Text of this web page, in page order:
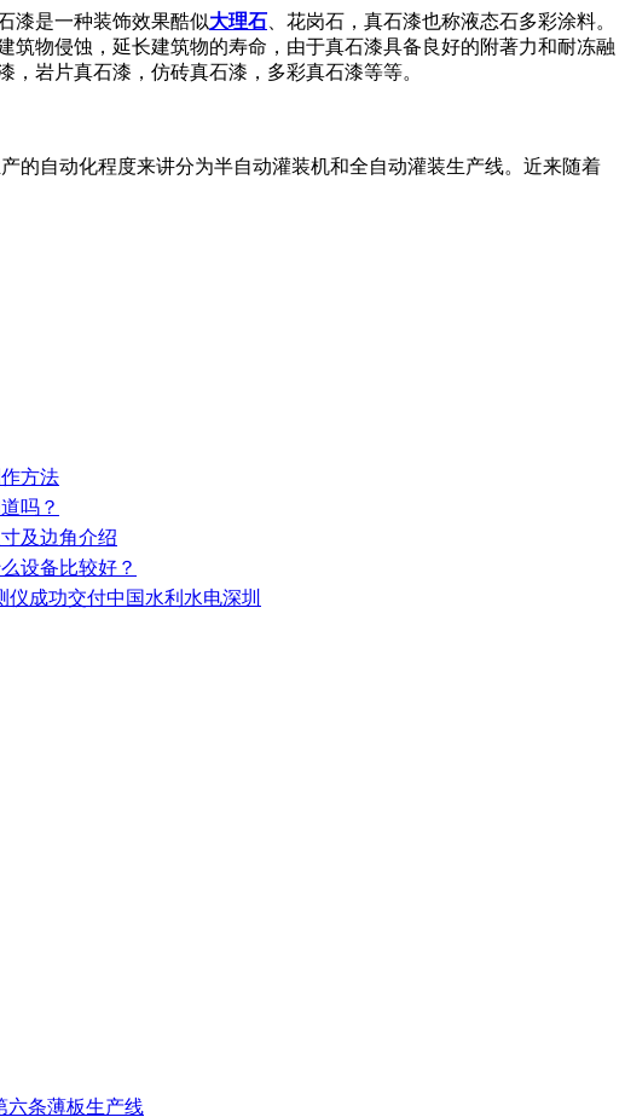
漆是一种装饰效果酷似大理石 、花岗石，真石漆也称液态石多彩涂料。
筑物侵蚀，延长建筑物的寿命，由于真石漆具备良好的附著力和耐冻融
岩片真石漆，仿砖真石漆，多彩真石漆等等。
的自动化程度来讲分为半自动灌装机和全自动灌装生产线。近来随着
方法
吗？
及边角介绍
设备比较好？
仪成功交付中国水利水电深圳